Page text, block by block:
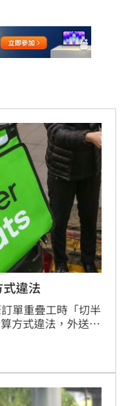
違法
單重疊工時「切半
方式違法，外送員